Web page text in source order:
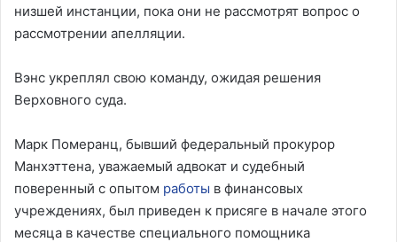
низшей инстанции, пока они не рассмотрят вопрос о
рассмотрении апелляции.
Вэнс укреплял свою команду, ожидая решения
Верховного суда.
Марк Померанц, бывший федеральный прокурор
Манхэттена, уважаемый адвокат и судебный
поверенный с опытом работы в финансовых
учреждениях, был приведен к присяге в начале этого
месяца в качестве специального помощника